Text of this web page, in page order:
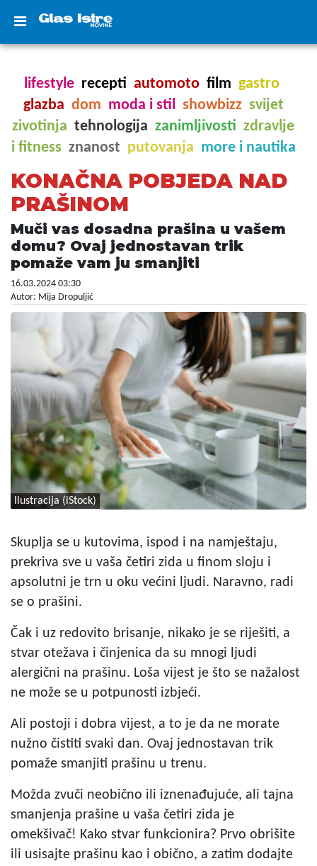
lifestyle recepti automoto film gastro
glazba dom moda i stil showbizz svijet
zivotinja tehnologija zanimljivosti zdravlje
i fitness znanost putovanja more i nautika
KONAČNA POBJEDA NAD
PRAŠINOM
Muči vas dosadna prašina u vašem
domu? Ovaj jednostavan trik
pomaže vam ju smanjiti
16.03.2024 03:30
Autor: Mija Dropuljić
Ilustracija (iStock)
Skuplja se u kutovima, ispod i na namještaju,
prekriva sve u vaša četiri zida u finom sloju i
apsolutni je trn u oku većini ljudi. Naravno, radi
se o prašini.
Čak i uz redovito brisanje, nikako je se riješiti, a
stvar otežava i činjenica da su mnogi ljudi
alergični na prašinu. Loša vijest je što se nažalost
ne može se u potpunosti izbjeći.
Ali postoji i dobra vijest, a to je da ne morate
nužno čistiti svaki dan. Ovaj jednostavan trik
pomaže smanjiti prašinu u trenu.
Možda zvuči neobično ili iznenađujuće, ali tajna
smanjenja prašine u vaša četiri zida je
omekšivač! Kako stvar funkcionira? Prvo obrišite
ili usisajte prašinu kao i obično, a zatim dodajte